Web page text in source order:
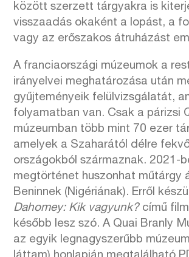
között szerzett tárgyakra is
visszaadás okaként a lopást, a
vagy az erőszakos átruházást
A franciaországi múzeumok a
irányelvei meghatározása után
gyűjteményeik felülvizsgálatát,
folyamatban van. Csak a párizsi
múzeumban több mint 70 ezer
amelyek a Szaharától délre
országokból származnak. 2021-
megtörténet huszonhat műtárgy
Beninnek (Nigériának). Erről
Dahomey: Kik vagyunk?című
később lesz szó. A Quai Branly
az egyik legnagyszerűbb